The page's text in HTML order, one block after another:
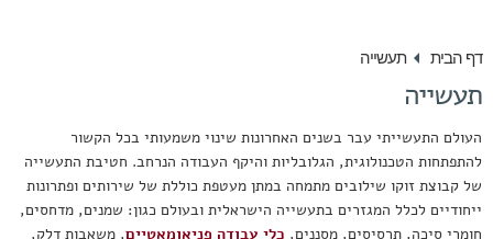
חומרי סיכה
כלי עבודה
מסננים לתעשייה
דף הבית תעשייה
תעשייה
העולם התעשייתי עבר בשנים האחרונות שינוי משמעותי בכל הקשור
להתפתחות הטכנולוגית, הגלובליות והיקף העבודה הנרחב. חטיבת התעשייה
של קבוצת זוקו שילובים מתמחה במתן מעטפת כוללת של שירותים ופתרונות
ייחודיים לכלל המגזרים בתעשייה הישראלית ובעולם כגון: שמנים, מדחסים,
חומרי סיכה, תרסיסים, מסננים, כלי עבודה פניאומאטיים, משאבות דלק,